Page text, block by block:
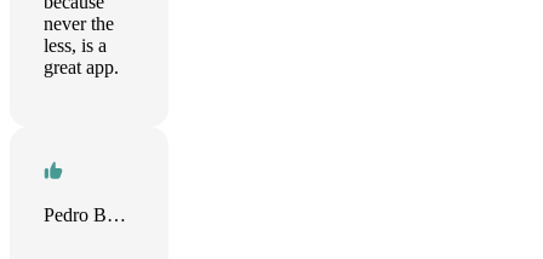
never the
less, is a
great app.
Pedro Barros